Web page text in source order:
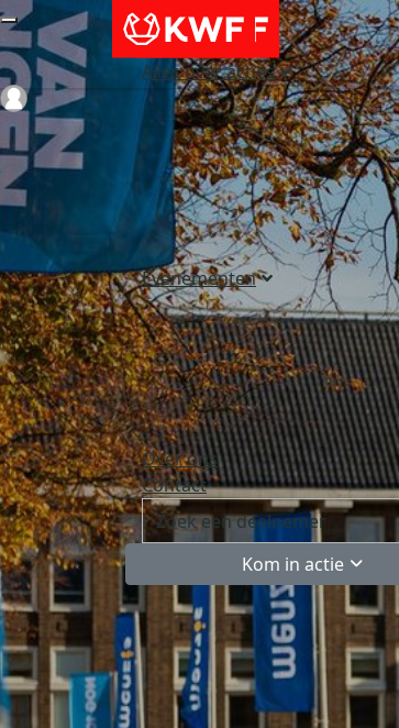
Alles over acties
Evenementen
Over ons
Contact
Kom in actie
Login